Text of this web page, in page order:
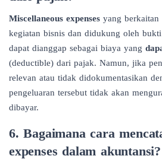
Miscellaneous expenses yang berkaitan
kegiatan bisnis dan didukung oleh
dapat dianggap sebagai biaya yang
(deductible) dari pajak. Namun, jika
relevan atau tidak didokumentasikan
pengeluaran tersebut tidak akan
dibayar.
6. Bagaimana cara
expenses dalam akuntansi?